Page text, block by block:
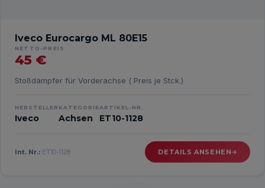
Iveco Eurocargo ML 80E15
NETTO-PREIS
45 €
Stoßdämpfer für Vorderachse ( Preis je Stck.)
HERSTELLER
Iveco
KATEGORIE
Achsen
ARTIKEL-NR.
ET10-1128
Int. Nr.: ET10-1128 DETAILS ANSEHEN